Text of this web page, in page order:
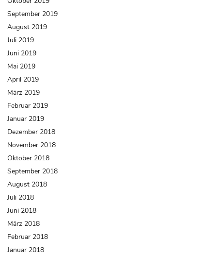
September 2019
August 2019
Juli 2019
Juni 2019
Mai 2019
April 2019
März 2019
Februar 2019
Januar 2019
Dezember 2018
November 2018
Oktober 2018
September 2018
August 2018
Juli 2018
Juni 2018
März 2018
Februar 2018
Januar 2018